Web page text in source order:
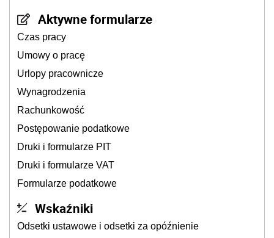
Aktywne formularze
Czas pracy
Umowy o pracę
Urlopy pracownicze
Wynagrodzenia
Rachunkowość
Postępowanie podatkowe
Druki i formularze PIT
Druki i formularze VAT
Formularze podatkowe
Wskaźniki
Odsetki ustawowe i odsetki za opóźnienie